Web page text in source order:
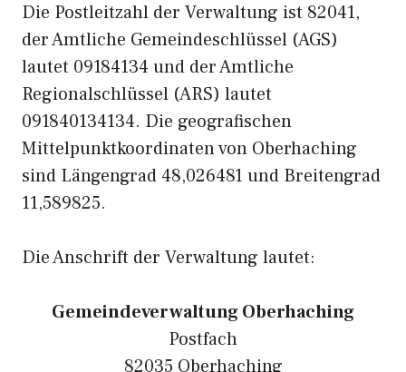
Die Postleitzahl der Verwaltung ist 82041,
der Amtliche Gemeindeschlüssel (AGS)
lautet 09184134 und der Amtliche
Regionalschlüssel (ARS) lautet
091840134134. Die geografischen
Mittelpunktkoordinaten von Oberhaching
sind Längengrad 48,026481 und Breitengrad
11,589825.
Die Anschrift der Verwaltung lautet:
Gemeindeverwaltung Oberhaching
Postfach
82035 Oberhaching